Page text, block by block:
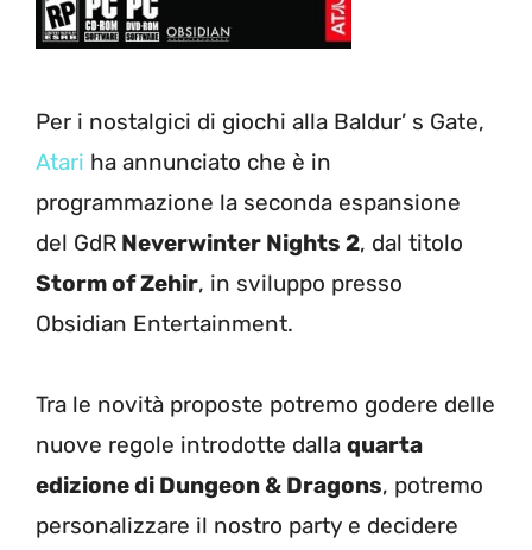
Per i nostalgici di giochi alla Baldur’ s Gate,
Atari ha annunciato che è in
programmazione la seconda espansione
del GdR Neverwinter Nights 2, dal titolo
Storm of Zehir, in sviluppo presso
Obsidian Entertainment.
Tra le novità proposte potremo godere delle
nuove regole introdotte dalla quarta
edizione di Dungeon & Dragons, potremo
personalizzare il nostro party e decidere